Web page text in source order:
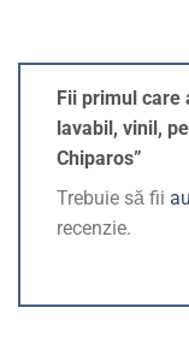
Fii primul care
lavabil, vinil,
Chiparos”
Trebuie să fii
recenzie.